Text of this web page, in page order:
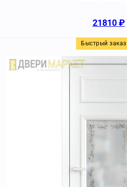
21810₽
Быстрый заказ